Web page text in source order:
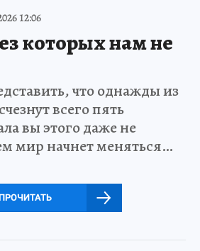
12:06
которых нам не
что однажды из
всего пять
вы этого даже не
мир начнет меняться…